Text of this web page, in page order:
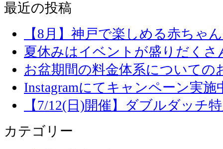
最近の投稿
【8月】神戸で楽しめる赤ちゃ
夏休みはイベントが盛りだくさ
お盆期間の料金体系についての
Instagramにてキャンペーン実施
【7/12(日)開催】ダブルダッチ
カテゴリー